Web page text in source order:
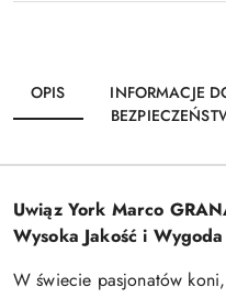
OPIS
INFORMACJE
Uwiąz York Marco
Wysoka Jakość i
W świecie pasjonatów